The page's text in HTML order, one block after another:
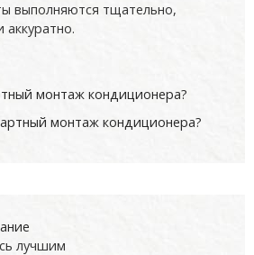
выполняются тщательно,
монтаж кондиционера?
монтаж кондиционера?
лучшим